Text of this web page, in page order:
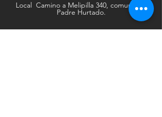
Local Camino a Melipilla 340, comuna de
Padre Hurtado.